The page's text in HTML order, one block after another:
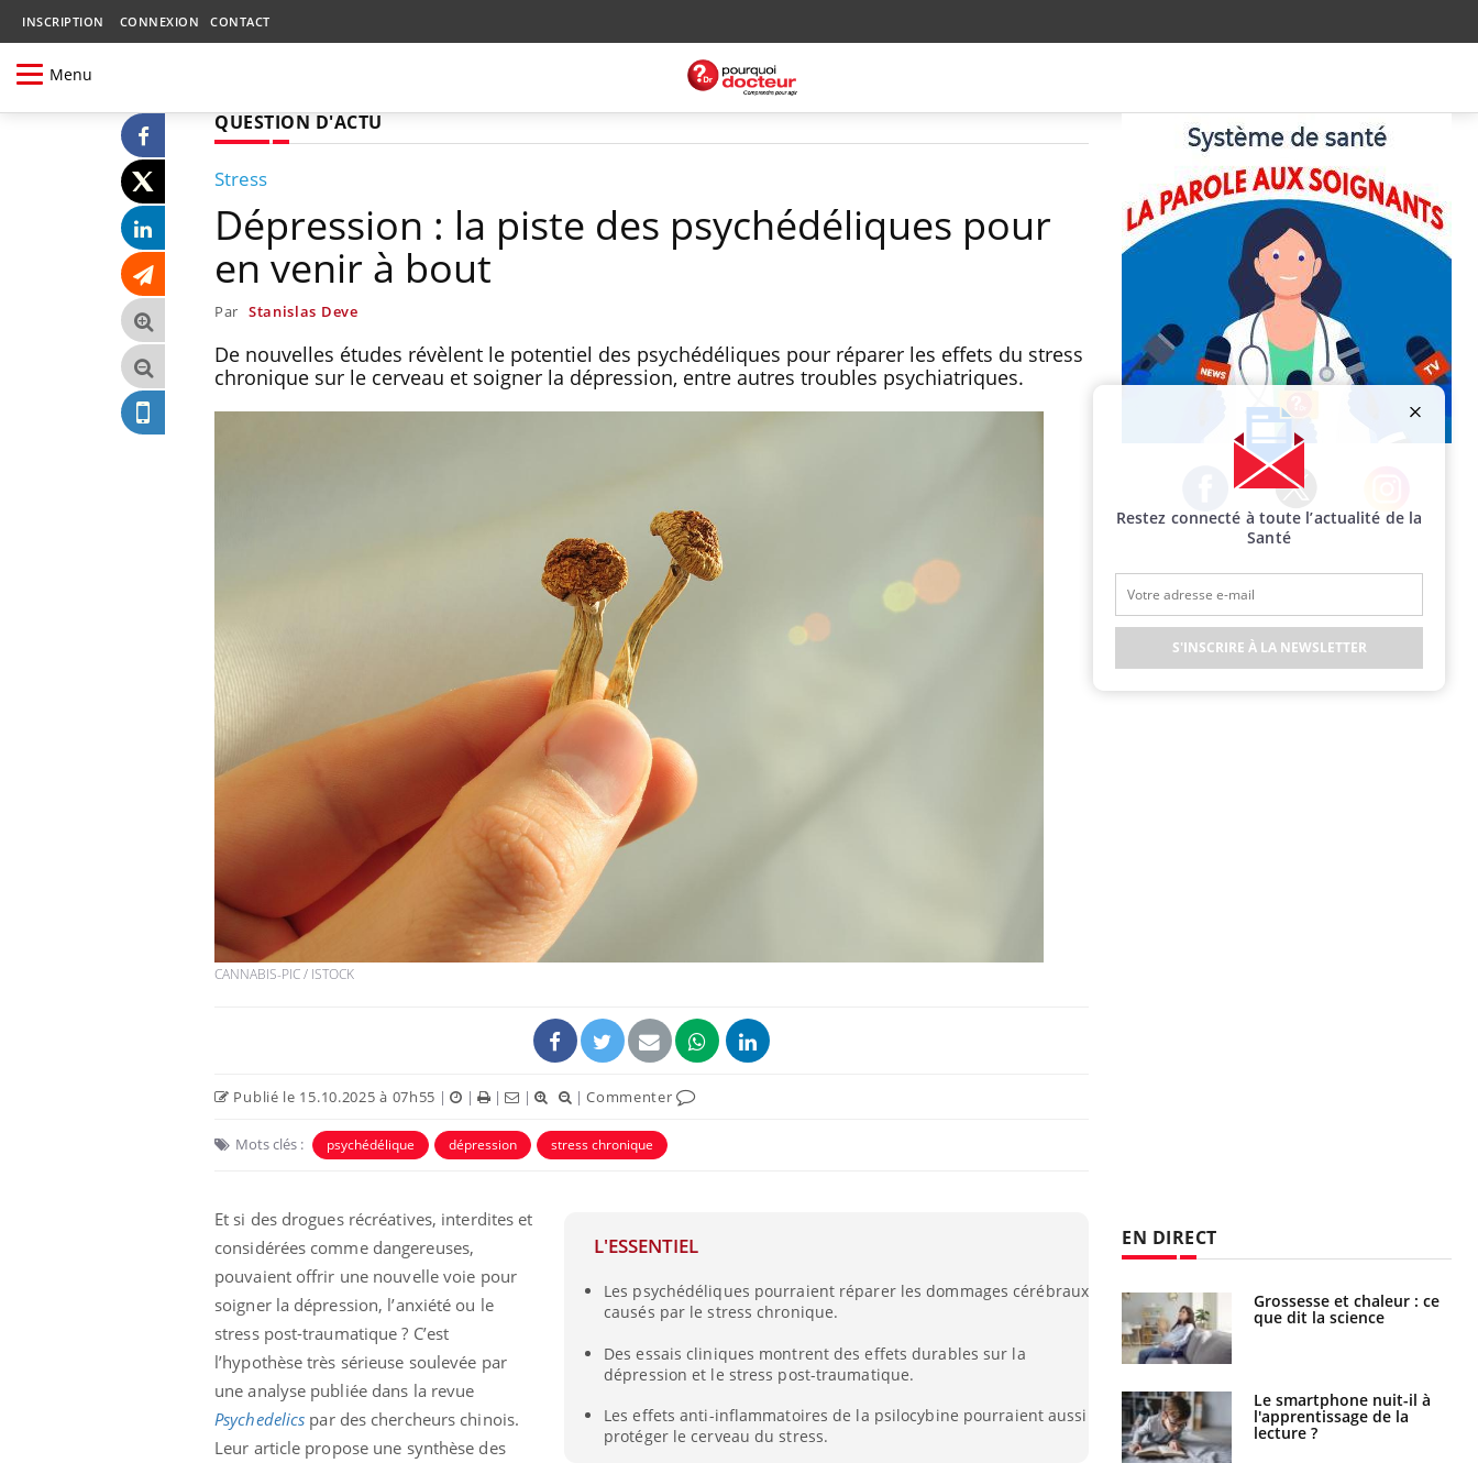
INSCRIPTION CONNEXION CONTACT
Menu
QUESTION D'ACTU
Stress
Dépression : la piste des psychédéliques pour
en venir à bout
Par Stanislas Deve
De nouvelles études révèlent le potentiel des psychédéliques pour réparer les effets du stress
chronique sur le cerveau et soigner la dépression, entre autres troubles psychiatriques.
CANNABIS-PIC / ISTOCK
Publié le 15.10.2025 à 07h55 | | | | |Commenter
Mots clés : psychédélique dépression stress chronique
L'ESSENTIEL
Les psychédéliques pourraient réparer les dommages cérébraux
causés par le stress chronique.
Des essais cliniques montrent des effets durables sur la
dépression et le stress post-traumatique.
Les effets anti-inflammatoires de la psilocybine pourraient aussi
protéger le cerveau du stress.
Et si des drogues récréatives, interdites et
considérées comme dangereuses,
pouvaient offrir une nouvelle voie pour
soigner la dépression, l’anxiété ou le
stress post-traumatique ? C’est
l’hypothèse très sérieuse soulevée par
une analyse publiée dans la revue
Psychedelics par des chercheurs chinois.
Leur article propose une synthèse des
Facebook Twitter Instagram
EN DIRECT
Chikungunya, dengue,
West Nile : que se passe-
t-il dans le sud de la
France ?
Les médicaments GLP-1
protègent-ils aussi les os
?
La sieste empêche-t-elle
de dormir la nuit ?
tous les jours se profile-t-
elle enfin ?
Fortes chaleurs :
freiner la propagation du
Grossesse et chaleur : ce
que dit la science
Le smartphone nuit-il à
l'apprentissage de la
lecture ?
Restez connecté à toute l’actualité de la
Santé
S'INSCRIRE À LA NEWSLETTER